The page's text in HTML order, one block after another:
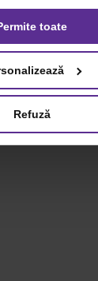
făcând click pe
cookie.Detalii
toate
Refuză